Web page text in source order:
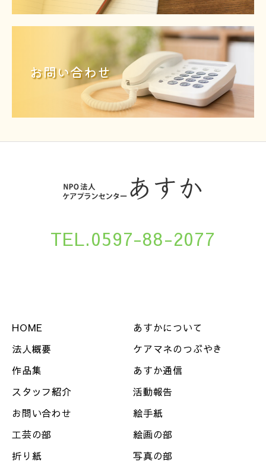
お問い合わせ
TEL.0597-88-2077
HOME
あすかについて
法人概要
ケアマネのつぶやき
作品集
あすか通信
スタッフ紹介
活動報告
お問い合わせ
絵手紙
工芸の部
絵画の部
折り紙
写真の部